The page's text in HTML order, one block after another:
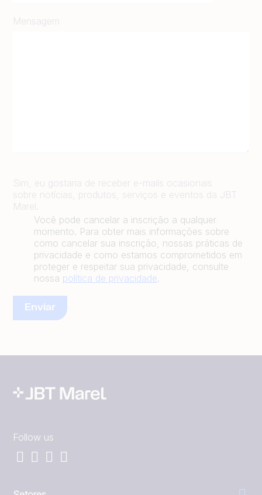
Mensagem
Sim, eu gostaria de receber e-mails ocasionais
sobre notícias, produtos, serviços e eventos da JBT
Marel.
Você pode cancelar a inscrição a qualquer
momento. Para obter mais informações sobre
como cancelar sua inscrição, nossas práticas de
privacidade e como estamos comprometidos em
proteger e respeitar sua privacidade, consulte
nossa política de privacidade.
Follow us